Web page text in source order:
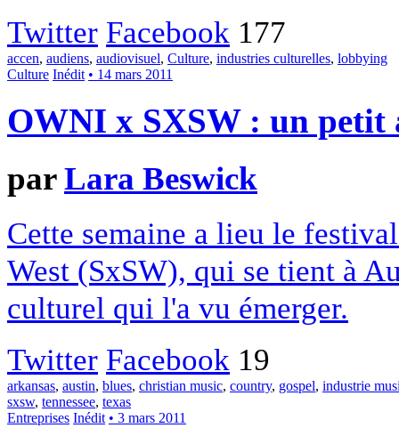
Twitter Facebook 177
accen, audiens, audiovisuel, Culture, industries culturelles, lobbying
Culture Inédit • 14 mars 2011
OWNI x SXSW : un petit
parLara Beswick
Cette semaine a lieu le
West (SxSW), qui se tient à
culturel qui l'a vu émerger.
Twitter Facebook 19
arkansas, austin, blues, christian music, country, gospel, industrie
sxsw, tennessee, texas
Entreprises Inédit • 3 mars 2011